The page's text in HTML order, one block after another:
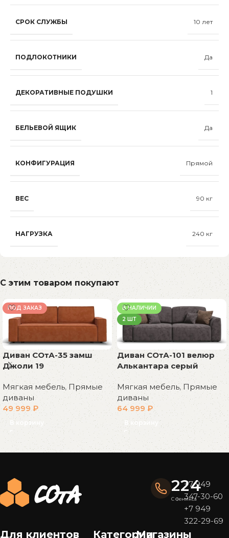
СРОК СЛУЖБЫ 10 лет
ПОДЛОКОТНИКИ Да
ДЕКОРАТИВНЫЕ ПОДУШКИ 1
БЕЛЬЕВОЙ ЯЩИК Да
КОНФИГУРАЦИЯ Прямой
ВЕС 90 кг
НАГРУЗКА 240 кг
С этим товаром покупают
ПОД ЗАКАЗ
Диван СОтА-35 замш
Джоли 19
Мягкая мебель,Прямые
диваны
49 999 ₽
В корзину
В НАЛИЧИИ
2 ШТ
Диван СОтА-101 велюр
Алькантара серый
Мягкая мебель,Прямые
диваны
64 999₽
В корзину
Read More
224
С Феникса
+7 949
347-30-60
+7 949
322-29-69
Для клиентов КатегорииМагазины